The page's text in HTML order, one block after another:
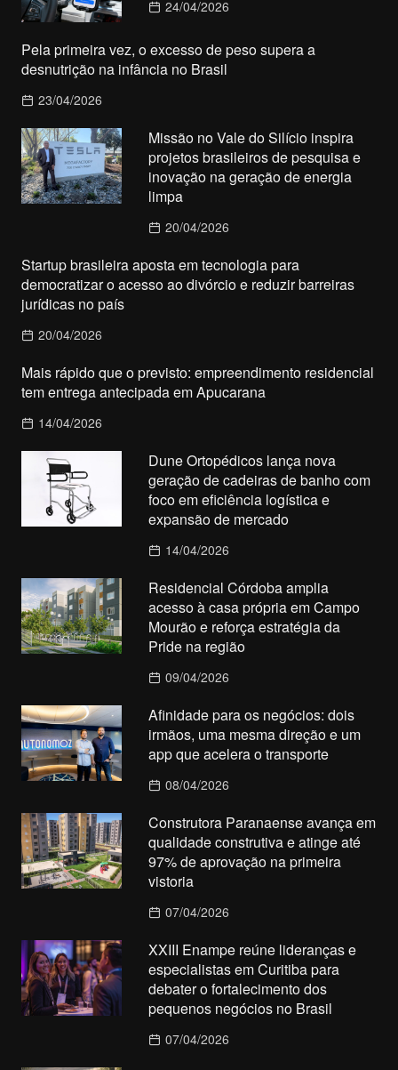
24/04/2026
Pela primeira vez, o excesso de peso supera a
desnutrição na infância no Brasil
23/04/2026
Missão no Vale do Silício inspira
projetos brasileiros de pesquisa e
inovação na geração de energia
limpa
20/04/2026
Startup brasileira aposta em tecnologia para
democratizar o acesso ao divórcio e reduzir barreiras
jurídicas no país
20/04/2026
Mais rápido que o previsto: empreendimento residencial
tem entrega antecipada em Apucarana
14/04/2026
Dune Ortopédicos lança nova
geração de cadeiras de banho com
foco em eficiência logística e
expansão de mercado
14/04/2026
Residencial Córdoba amplia
acesso à casa própria em Campo
Mourão e reforça estratégia da
Pride na região
09/04/2026
Afinidade para os negócios: dois
irmãos, uma mesma direção e um
app que acelera o transporte
08/04/2026
Construtora Paranaense avança em
qualidade construtiva e atinge até
97% de aprovação na primeira
vistoria
07/04/2026
XXIII Enampe reúne lideranças e
especialistas em Curitiba para
debater o fortalecimento dos
pequenos negócios no Brasil
07/04/2026